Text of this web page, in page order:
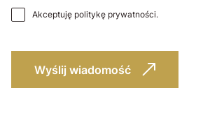
Akceptuję politykę prywatności.
Wyślij wiadomość